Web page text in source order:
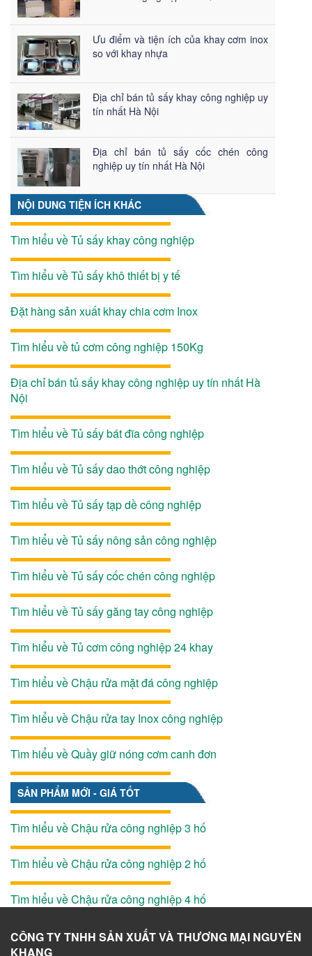
Ưu điểm và tiện ích của khay cơm inox
so với khay nhựa
Địa chỉ bán tủ sấy khay công nghiệp uy
tín nhất Hà Nội
Địa chỉ bán tủ sấy cốc chén công
nghiệp uy tín nhất Hà Nội
NỘI DUNG TIỆN ÍCH KHÁC
Tìm hiểu về Tủ sấy khay công nghiệp
Tìm hiểu về Tủ sấy khô thiết bị y tế
Đặt hàng sản xuất khay chia cơm Inox
Tìm hiểu về tủ cơm công nghiệp 150Kg
Địa chỉ bán tủ sấy khay công nghiệp uy tín nhất Hà
Nội
Tìm hiểu về Tủ sấy bát đĩa công nghiệp
Tìm hiểu về Tủ sấy dao thớt công nghiệp
Tìm hiểu về Tủ sấy tạp dề công nghiệp
Tìm hiểu về Tủ sấy nông sản công nghiệp
Tìm hiểu về Tủ sấy cốc chén công nghiệp
Tìm hiểu về Tủ sấy găng tay công nghiệp
Tìm hiểu về Tủ cơm công nghiệp 24 khay
Tìm hiểu về Chậu rửa mặt đá công nghiệp
Tìm hiểu về Chậu rửa tay Inox công nghiệp
Tìm hiểu về Quầy giữ nóng cơm canh đơn
SẢN PHẨM MỚI - GIÁ TỐT
Tìm hiểu về Chậu rửa công nghiệp 3 hố
Tìm hiểu về Chậu rửa công nghiệp 2 hố
Tìm hiểu về Chậu rửa công nghiệp 4 hố
CÔNG TY TNHH SẢN XUẤT VÀ THƯƠNG MẠI NGUYÊN
KHANG